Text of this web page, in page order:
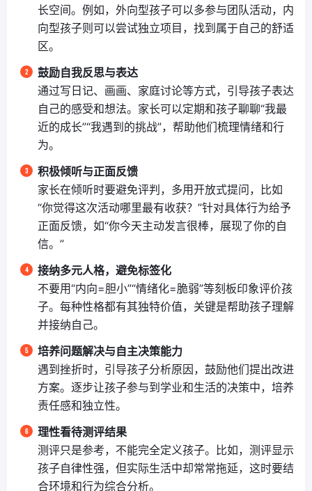
长空间。例如，外向型孩子可以多参与团队活动，内
向型孩子则可以尝试独立项目，找到属于自己的舒适
区。
鼓励自我反思与表达
通过写日记、画画、家庭讨论等方式，引导孩子表达
自己的感受和想法。家长可以定期和孩子聊聊“我最
近的成长”“我遇到的挑战”，帮助他们梳理情绪和行
为。
积极倾听与正面反馈
家长在倾听时要避免评判，多用开放式提问，比如
“你觉得这次活动哪里最有收获？”针对具体行为给予
正面反馈，如“你今天主动发言很棒，展现了你的自
信。”
接纳多元人格，避免标签化
不要用“内向=胆小”“情绪化=脆弱”等刻板印象评价孩
子。每种性格都有其独特价值，关键是帮助孩子理解
并接纳自己。
培养问题解决与自主决策能力
遇到挫折时，引导孩子分析原因，鼓励他们提出改进
方案。逐步让孩子参与到学业和生活的决策中，培养
责任感和独立性。
理性看待测评结果
测评只是参考，不能完全定义孩子。比如，测评显示
孩子自律性强，但实际生活中却常常拖延，这时要结
合环境和行为综合分析。